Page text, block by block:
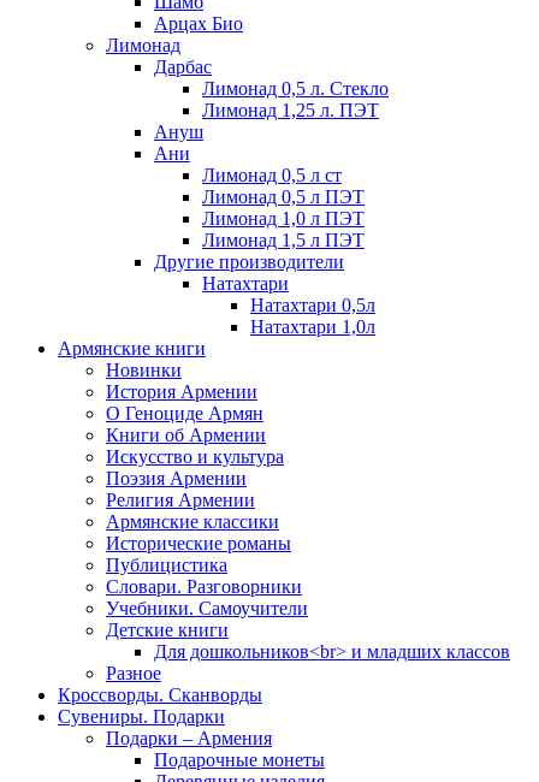
Арцах Био
Лимонад
Дарбас
Лимонад 0,5 л. Стекло
Лимонад 1,25 л. ПЭТ
Ануш
Ани
Лимонад 0,5 л ст
Лимонад 0,5 л ПЭТ
Лимонад 1,0 л ПЭТ
Лимонад 1,5 л ПЭТ
Другие производители
Натахтари
Натахтари 0,5л
Натахтари 1,0л
Армянские книги
Новинки
История Армении
О Геноциде Армян
Книги об Армении
Иcкусство и культура
Поэзия Армении
Религия Армении
Армянские классики
Исторические романы
Публицистика
Словари. Разговорники
Учебники. Самоучители
Детские книги
Для дошкольников<br> и младших классов
Разное
Кроссворды. Сканворды
Сувениры. Подарки
Подарки – Армения
Подарочные монеты